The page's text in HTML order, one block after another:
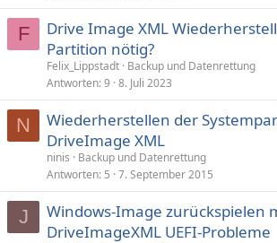
F
Drive Image XML
Partition nötig?
Felix_Lippstadt Backup und Datenrettung
Antworten 9 8. Juli 2023
N
Wiederherstellen der
DriveImage XML
ninis
Backup und Datenrettung
Antworten 5 7. September 2015
J
Windows-Image zurückspielen
DriveImageXML UEFI-Probleme